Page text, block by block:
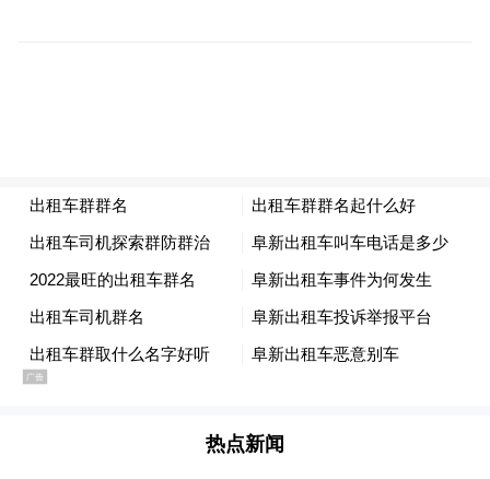
“特别声明：以上作品内容(包括在内的视频、图片或音
Notice: The content above (including the videos,
热点新闻